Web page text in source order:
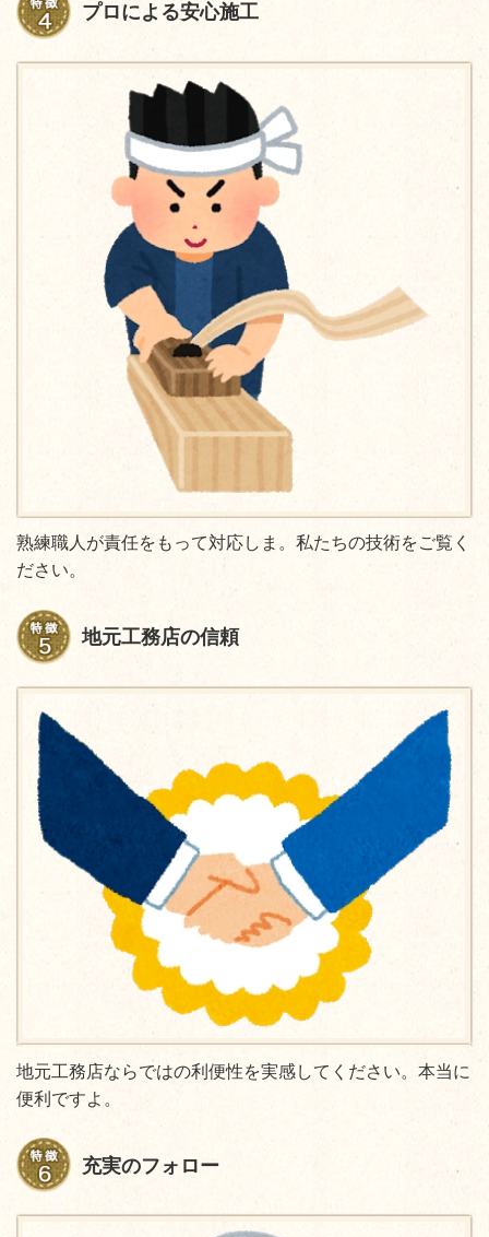
プロによる安心施工
熟練職人が責任をもって対応しま。私たちの技術をご覧く
ださい。
地元工務店の信頼
地元工務店ならではの利便性を実感してください。本当に
便利ですよ。
充実のフォロー